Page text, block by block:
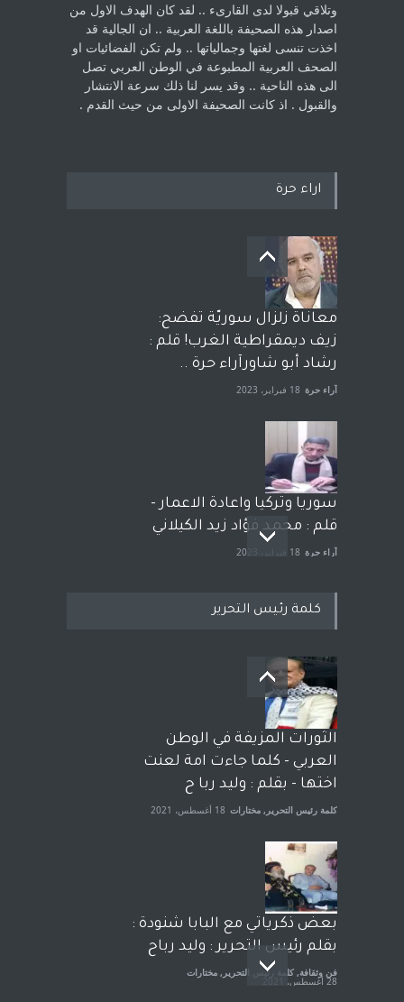
‏وتلاقي قبولا لدى القارىء ..‏ لقد كان الهدف الاول من
اصدار هذه الصحيفة باللغة العربية .. ان الجالية قد
اخذت ‏تنسى لغتها وجمالياتها .. ولم تكن الفضائيات او
الصحف العربية المطبوعة في الوطن ‏العربي تصل
الى هذه الناحية .. وقد يسر لنا ذلك سرعة الانتشار
والقبول . اذ كانت ‏الصحيفة الاولى من حيث القدم . ‏
اراء حرة
معاناة زلزال سوريّة تفضح:
زيف ديمقراطية الغرب! قلم :
رشاد أبو شاورآراء حرة ..
آراء حرة 18 فبراير، 2023
سوريا وتركيا واعادة الاعمار -
قلم : محمد فؤاد زيد الكيلاني
آراء حرة 18 فبراير، 2023
بعد معارك قضائية طاحنة كتب
وترافع فيها بنفسه مرة اخرى..
الشيخ طارق يوسف يقهر
الحكومة الأمريكية ، فأعطوه
الجنسية عن يد وهم صاغرون،
آراء حرة مختارات 7 أبريل، 2023
كلمة رئيس التحرير
الثورات المزيفة في الوطن
العربي - كلما جاءت امة لعنت
اختها - بقلم : وليد ربا ح
كلمة رئيس التحرير , مختارات 18 أغسطس، 2021
بعض ذكرياتي مع البابا شنودة :
بقلم رئيس التحرير : وليد رباح
فن وثقافة, كلمة رئيس التحرير , مختارات
28 أغسطس، 2021